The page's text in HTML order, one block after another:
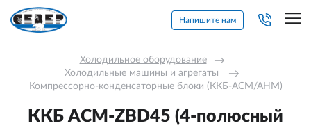
Напишите нам
Холодильное оборудование →
Холодильные машины и агрегаты →
Компрессорно-конденсаторные блоки (ККБ-АСМ/АНМ)
ККБ ACM-ZBD45 (4-полюсный